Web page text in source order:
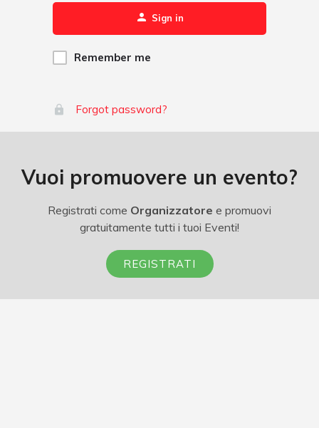
Sign in
Remember me
Forgot password?
Vuoi promuovere un evento?
Registrati come Organizzatore e promuovi
gratuitamente tutti i tuoi Eventi!
REGISTRATI